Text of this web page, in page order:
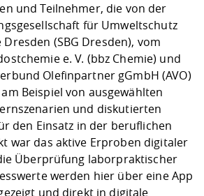
Fremdsprachen
Jobs, Praktika,
und Teilnehmer, die von der
für Umweltschutz
(SBG Dresden), vom
e. V. (bbz Chemie) und
Olefinpartner gGmbH (AVO)
Beispiel von ausgewählten
und diskutierten
den Einsatz in der beruflichen
war das aktive Erproben digitaler
Überprüfung laborpraktischer
werden hier über eine App
und direkt in digitale